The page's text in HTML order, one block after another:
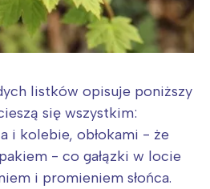
listków opisuje poniższy
się wszystkim:
i kolebie, obłokami - że
- co gałązki w locie
i promieniem słońca.